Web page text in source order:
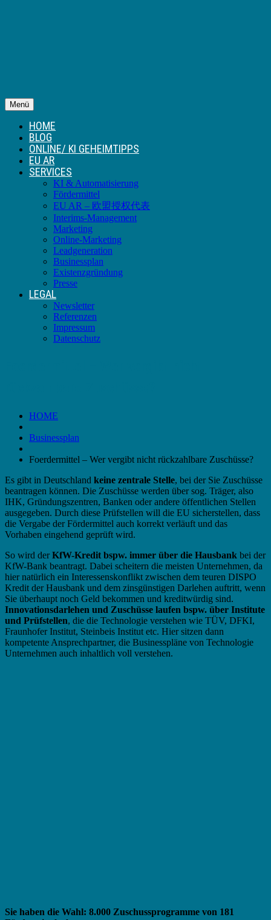
Menü
HOME
BLOG
ONLINE/ KI GEHEIMTIPPS
EU AR
SERVICES
KI & Automatisierung
Fördermittel
EU AR – 欧盟授权代表
Interims-Management
Marketing
Online-Marketing
Leadgeneration
Businessplan
Existenzgründung
Presse
LEGAL
Newsletter
Referenzen
Impressum
Datenschutz
HOME
Businessplan
Foerdermittel – Wer vergibt nicht rückzahlbare Zuschüsse?
Es gibt in Deutschland keine zentrale Stelle, bei der Sie Zuschüsse
beantragen können. Die Zuschüsse werden über sog. Träger, also
IHK, Gründungszentren, Banken oder andere öffentlichen Stellen
ausgegeben. Durch diese Prüfstellen will die EU sicherstellen, dass
die Vergabe der Fördermittel auch korrekt verläuft und das
Vorhaben eingehend geprüft wird.
So wird derKfW-Kredit bspw. immer über die Hausbank bei der
KfW-Bank beantragt. Dabei scheitern die meisten Unternehmen, da
hier natürlich ein Interessenskonflikt zwischen dem teuren DISPO
Kredit der Hausbank und dem zinsgünstigen Darlehen auftritt, wenn
Sie überhaupt noch Geld bekommen und kreditwürdig sind.
Innovationsdarlehen und Zuschüsse laufen bspw. über Institute
und Prüfstellen, die die Technologie verstehen wie TÜV, DFKI,
Fraunhofer Institut, Steinbeis Institut etc. Hier sitzen dann
kompetente Ansprechpartner, die Businesspläne von Technologie
Unternehmen auch inhaltlich voll verstehen.
Sie haben die Wahl: 8.000 Zuschussprogramme von 181